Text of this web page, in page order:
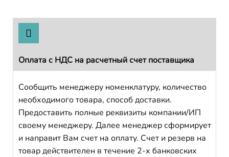
Оплата с НДС на расчетный счет поставщика
Сообщить менеджеру номенклатуру, количество
необходимого товара, способ доставки.
Предоставить полные реквизиты компании/ИП
своему менеджеру. Далее менеджер сформирует
и направит Вам счет на оплату. Счет и резерв на
товар действителен в течение 2-х банковских